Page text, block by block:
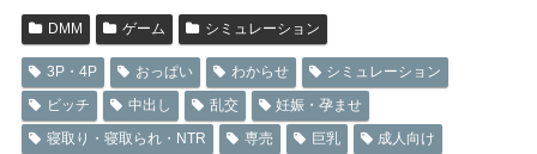
DMM ゲーム シミュレーション
3P・4P おっぱい わからせ
シミュレーション
ビッチ
中出し 乱交
妊娠・孕ませ
寝取り・寝取られ・NTR
専売 巨乳
成人向け